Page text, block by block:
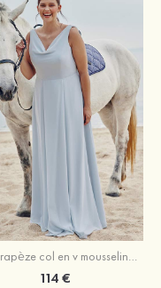
114 €